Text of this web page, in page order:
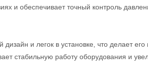
и обеспечивает точный контроль
дизайн и легок в установке, что делает
стабильную работу оборудования и